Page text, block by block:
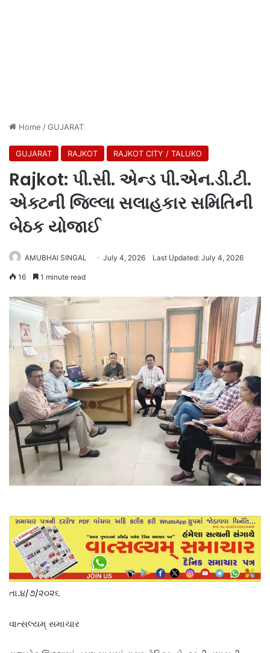
Home /GUJARAT
GUJARAT RAJKOT RAJKOT CITY / TALUKO
Rajkot: પી.સી. એન્ડ પી.એન.ડી.ટી.
એક્ટની જિલ્લા સલાહકાર સમિતિની
બેઠક યોજાઈ
AMUBHAI SINGAL July 4, 2026 Last Updated: July 4, 2026
16 1 minute read
તા.૪/૭/૨૦૨૬
વાત્સલ્યમ્ સમાચાર